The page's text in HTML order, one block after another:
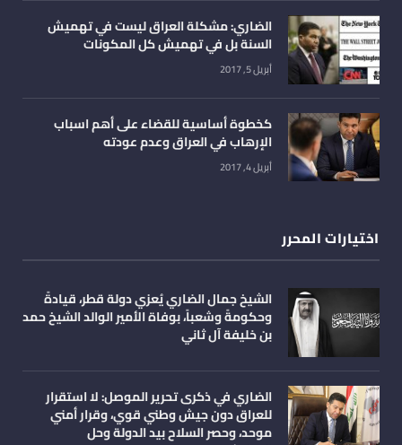
الضاري: مشكلة العراق ليست في تهميش
السنة بل في تهميش كل المكونات
أبريل 5, 2017
كخطوة أساسية للقضاء على أهم اسباب
الإرهاب في العراق وعدم عودته
أبريل 4, 2017
اختيارات المحرر
الشيخ جمال الضاري يُعزي دولة قطر، قيادةً
وحكومةً وشعباً، بوفاة الأمير الوالد الشيخ حمد
بن خليفة آل ثاني
الضاري في ذكرى تحرير الموصل: لا استقرار
للعراق دون جيش وطني قوي، وقرار أمني
موحد، وحصر السلاح بيد الدولة وحل